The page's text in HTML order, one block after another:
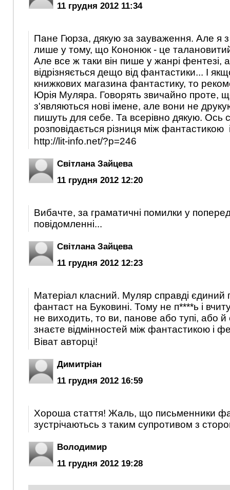
11 грудня 2012 11:34
Пане Гюрза, дякую за зауваження. Але я з
лише у тому, що Кононюк - це
Але все ж таки він пише у жанрі фентезі, а
відрізняється дещо від фантастики... І
книжкових магазина фантастику, то
Юрія Муляра. Говорять звичайно проте,
з'являються нові імене, але вони не
пишуть для себе. Та всерівно дякую. Ось
розповідається різниця між фантастикою
http://lit-info.net/?p=246
Світлана Зайцева
11 грудня 2012 12:20
Вибачте, за граматичні помилки у
повідомленні...
Світлана Зайцева
11 грудня 2012 12:23
Матеріал класний. Муляр справді єдиний
фантаст на Буковині. Тому не п****ь і
не виходить, то ви, панове або тупі, або й
знаєте відмінностей між фантастикою і
Віват авторці!
Димитріан
11 грудня 2012 16:59
Хороша стаття! Жаль, що письменники
зустрічаютьсь з таким супротивом з
Володимир
11 грудня 2012 19:28